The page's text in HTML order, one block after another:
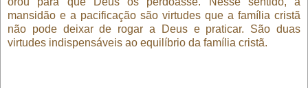
mansidão e a pacificação são virtudes que a família cristã
não pode deixar de rogar a Deus e praticar. São duas
virtudes indispensáveis ao equilíbrio da família cristã.